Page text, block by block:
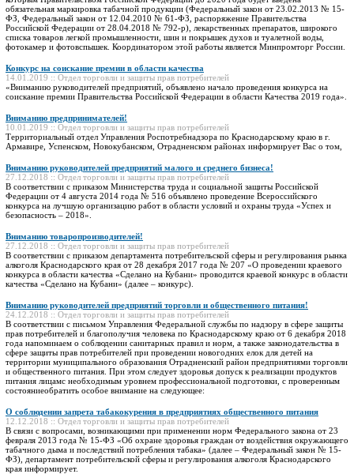
обязательная маркировка табачной продукции (Федеральный закон от 23.02.2013 № 15-
ФЗ, Федеральный закон от 12.04.2010 № 61-ФЗ, распоряжение Правительства
Российской Федерации от 28.04.2018 № 792-р), лекарственных препаратов, широкого
списка товаров легкой промышленности, шин и покрышек духов и туалетной воды,
фотокамер и фотовспышек. Координатором этой работы является Минпромторг России.
Конкурс на соискание премии в области качества
14.01.2019 :: Отдел торговли и защиты прав потребителей
«Вниманию руководителей предприятий, объявлено начало проведения конкурса на
соискание премии Правительства Российской Федерации в области Качества 2019 года».
Вниманию предпринимателей!
10.01.2019 :: Отдел торговли и защиты прав потребителей
Территориальный отдел Управления Роспотребнадзора по Краснодарскому краю в г.
Армавире, Успенском, Новокубанском, Отрадненском районах информирует Вас о том,
Вниманию руководителей предприятий малого и среднего бизнеса!
27.12.2018 :: Отдел торговли и защиты прав потребителей
В соответствии с приказом Министерства труда и социальной защиты Российской
Федерации от 4 августа 2014 года № 516 объявлено проведение Всероссийского
конкурса на лучшую организацию работ в области условий и охраны труда «Успех и
безопасность – 2018».
Вниманию товаропроизводителей!
27.12.2018 :: Отдел торговли и защиты прав потребителей
В соответствии с приказом департамента потребительской сферы и регулирования рынка
алкоголя Краснодарского края от 28 декабря 2017 года № 207 «О проведении краевого
конкурса в области качества «Сделано на Кубани» проводится краевой конкурс в области
качества «Сделано на Кубани» (далее – конкурс).
Вниманию руководителей предприятий торговли и общественного питания!
24.12.2018 :: Отдел торговли и защиты прав потребителей
В соответствии с письмом Управления Федеральной службы по надзору в сфере защиты
прав потребителей и благополучия человека по Краснодарскому краю от 6 декабря 2018
года напоминаем о соблюдении санитарных правил и норм, а также законодательства в
сфере защиты прав потребителей при проведении новогодних елок для детей на
территории муниципального образования Отрадненский район предприятиями торговли
и общественного питания. При этом следует здоровья допуск к реализации продуктов
питания лицамс необходимым уровнем профессиональной подготовки, с проверенным
состояниеобратить особое внимание на следующее:
О соблюдении запрета табакокурения в предприятиях общественного питания
12.12.2018 :: Отдел торговли и защиты прав потребителей
В связи с вопросами, возникающими при применении норм Федерального закона от 23
февраля 2013 года № 15-ФЗ «Об охране здоровья граждан от воздействия окружающего
табачного дыма и последствий потребления табака» (далее – Федеральный закон № 15-
ФЗ), департамент потребительской сферы и регулирования алкоголя Краснодарского
края информирует.